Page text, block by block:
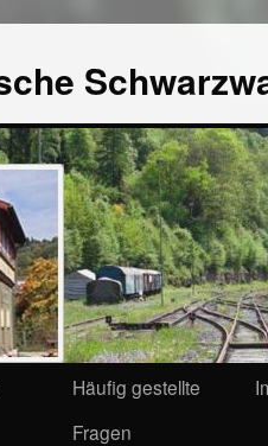
Häufig gestellte
Fragen